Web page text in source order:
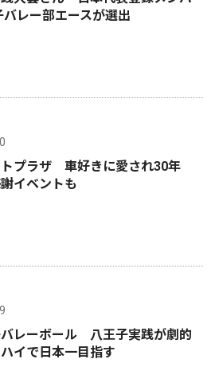
バレー部エースが選出
トプラザ 車好きに愛され30年
イベントも
レーボール 八王子実践が劇的
イで日本一目指す